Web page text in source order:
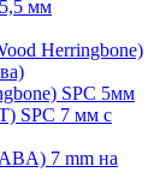
мм
Herringbone)
SPC 5мм
SPC 7 мм с
7 mm на